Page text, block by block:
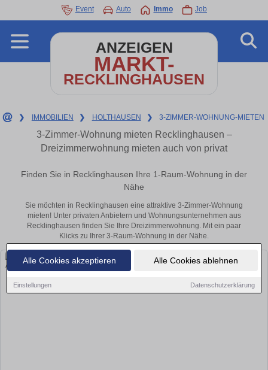
Alle Cookies akzeptieren Alle Cookies ablehnen
Einstellungen Datenschutzerklärung
Event Auto Immo Job
ANZEIGEN
MARKT-
RECKLINGHAUSEN
❯ IMMOBILIEN ❯ HOLTHAUSEN ❯ 3-ZIMMER-WOHNUNG-MIETEN
3-Zimmer-Wohnung mieten Recklinghausen –
Dreizimmerwohnung mieten auch von privat
Finden Sie in Recklinghausen Ihre 1-Raum-Wohnung in der
Nähe
Sie möchten in Recklinghausen eine attraktive 3-Zimmer-Wohnung
mieten! Unter privaten Anbietern und Wohnungsunternehmen aus
Recklinghausen finden Sie Ihre Dreizimmerwohnung. Mit ein paar
Klicks zu Ihrer 3-Raum-Wohnung in der Nähe.